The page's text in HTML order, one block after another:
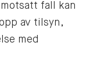
fall kan
av tilsyn,
med